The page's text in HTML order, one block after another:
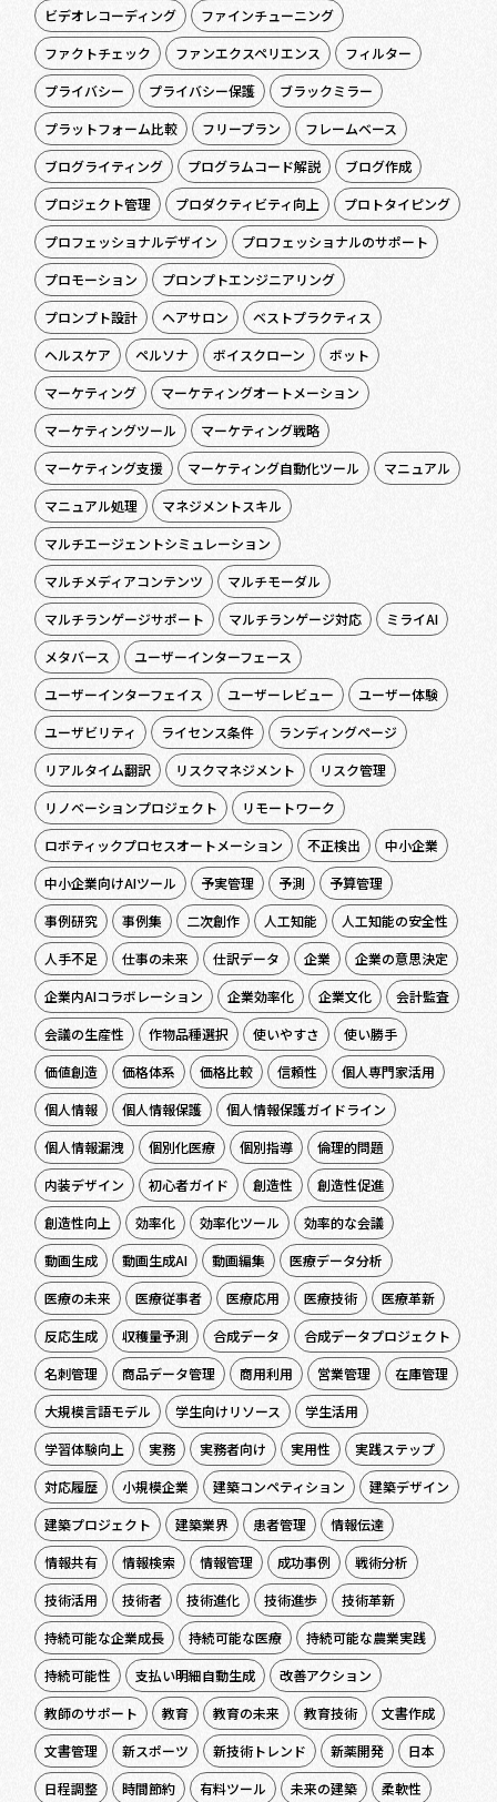
ビデオレコーディング
ファインチューニング
ファクトチェック
ファンエクスペリエンス
フィルター
プライバシー
プライバシー保護
ブラックミラー
プラットフォーム比較
フリープラン
フレームベース
ブログライティング
プログラムコード解説
ブログ作成
プロジェクト管理
プロダクティビティ向上
プロトタイピング
プロフェッショナルデザイン
プロフェッショナルのサポート
プロモーション
プロンプトエンジニアリング
プロンプト設計
ヘアサロン
ベストプラクティス
ヘルスケア
ペルソナ ボイスクローン
ボット
マーケティング
マーケティングオートメーション
マーケティングツール
マーケティング戦略
マーケティング支援
マーケティング自動化ツール
マニュアル
マニュアル処理
マネジメントスキル
マルチエージェントシミュレーション
マルチメディアコンテンツ
マルチモーダル
マルチランゲージサポート
マルチランゲージ対応
ミライAI
メタバース
ユーザーインターフェース
ユーザーインターフェイス
ユーザーレビュー
ユーザー体験
ユーザビリティ
ライセンス条件
ランディングページ
リアルタイム翻訳
リスクマネジメント
リスク管理
リノベーションプロジェクト
リモートワーク
ロボティックプロセスオートメーション
不正検出
中小企業
中小企業向けAIツール
予実管理 予測
予算管理
事例研究
事例集 二次創作 人工知能
人工知能の安全性
人手不足
仕事の未来 仕訳データ 企業
企業の意思決定
企業内AIコラボレーション
企業効率化 企業文化
会計監査
会議の生産性
作物品種選択 使いやすさ
使い勝手
価値創造
価格体系 価格比較 信頼性
個人専門家活用
個人情報
個人情報保護
個人情報保護ガイドライン
個人情報漏洩
個別化医療 個別指導
倫理的問題
内装デザイン
初心者ガイド 創造性
創造性促進
創造性向上
効率化 効率化ツール
効率的な会議
動画生成
動画生成AI 動画編集
医療データ分析
医療の未来
医療従事者 医療応用 医療技術
医療革新
反応生成
収穫量予測 合成データ
合成データプロジェクト
名刺管理
商品データ管理 商用利用 営業管理
在庫管理
大規模言語モデル
学生向けリソース
学生活用
学習体験向上
実務 実務者向け 実用性
実践ステップ
対応履歴
小規模企業 建築コンペティション
建築デザイン
建築プロジェクト
建築業界 患者管理
情報伝達
情報共有
情報検索 情報管理 成功事例
戦術分析
技術活用
技術者 技術進化 技術進歩
技術革新
持続可能な企業成長
持続可能な医療
持続可能な農業実践
持続可能性
支払い明細自動生成
改善アクション
教師のサポート
教育 教育の未来 教育技術
文書作成
文書管理
新スポーツ 新技術トレンド 新薬開発
日本
日程調整
時間節約 有料ツール 未来の建築 柔軟性